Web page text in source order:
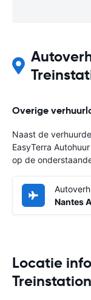
Overige
Naast de
EasyTerra
op de
Nantes
Locatie
Treinstation